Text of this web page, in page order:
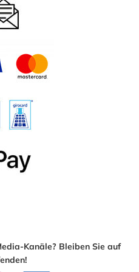
Kanäle? Bleiben Sie auf